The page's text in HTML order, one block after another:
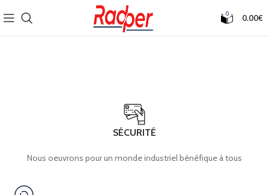
0 0.00€
SÉCURITÉ
Nous oeuvrons pour un monde industriel bénéfique à tous